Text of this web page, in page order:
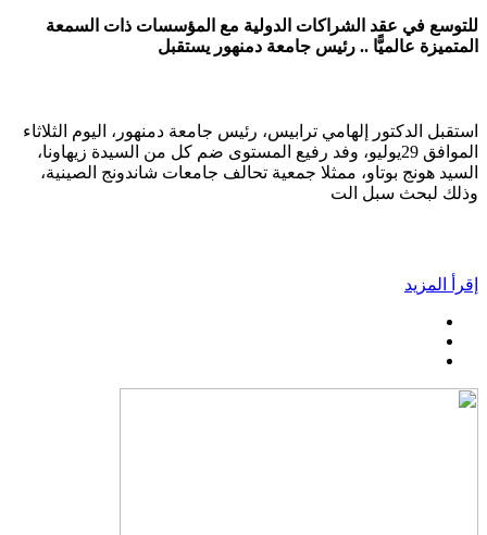
للتوسع في عقد الشراكات الدولية مع المؤسسات ذات السمعة
المتميزة عالميًّا .. رئيس جامعة دمنهور يستقبل
استقبل الدكتور إلهامي ترابيس، رئيس جامعة دمنهور، اليوم الثلاثاء
الموافق 29يوليو، وفد رفيع المستوى ضم كل من السيدة زيهاونا،
السيد هونج بوتاو، ممثلا جمعية تحالف جامعات شاندونج الصينية،
وذلك لبحث سبل الت
إقرأ المزيد